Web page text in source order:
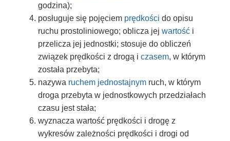
godzina);
posługuje się pojęciem prędkości do opisu
ruchu prostoliniowego; oblicza jejwartość i
przelicza jej jednostki; stosuje do obliczeń
związek prędkości z drogą iczasem, w którym
została przebyta;
nazywa ruchem jednostajnym ruch, w którym
droga przebyta w jednostkowych przedziałach
czasu jest stała;
wyznacza wartość prędkości i drogę z
wykresów zależności prędkości i drogi od